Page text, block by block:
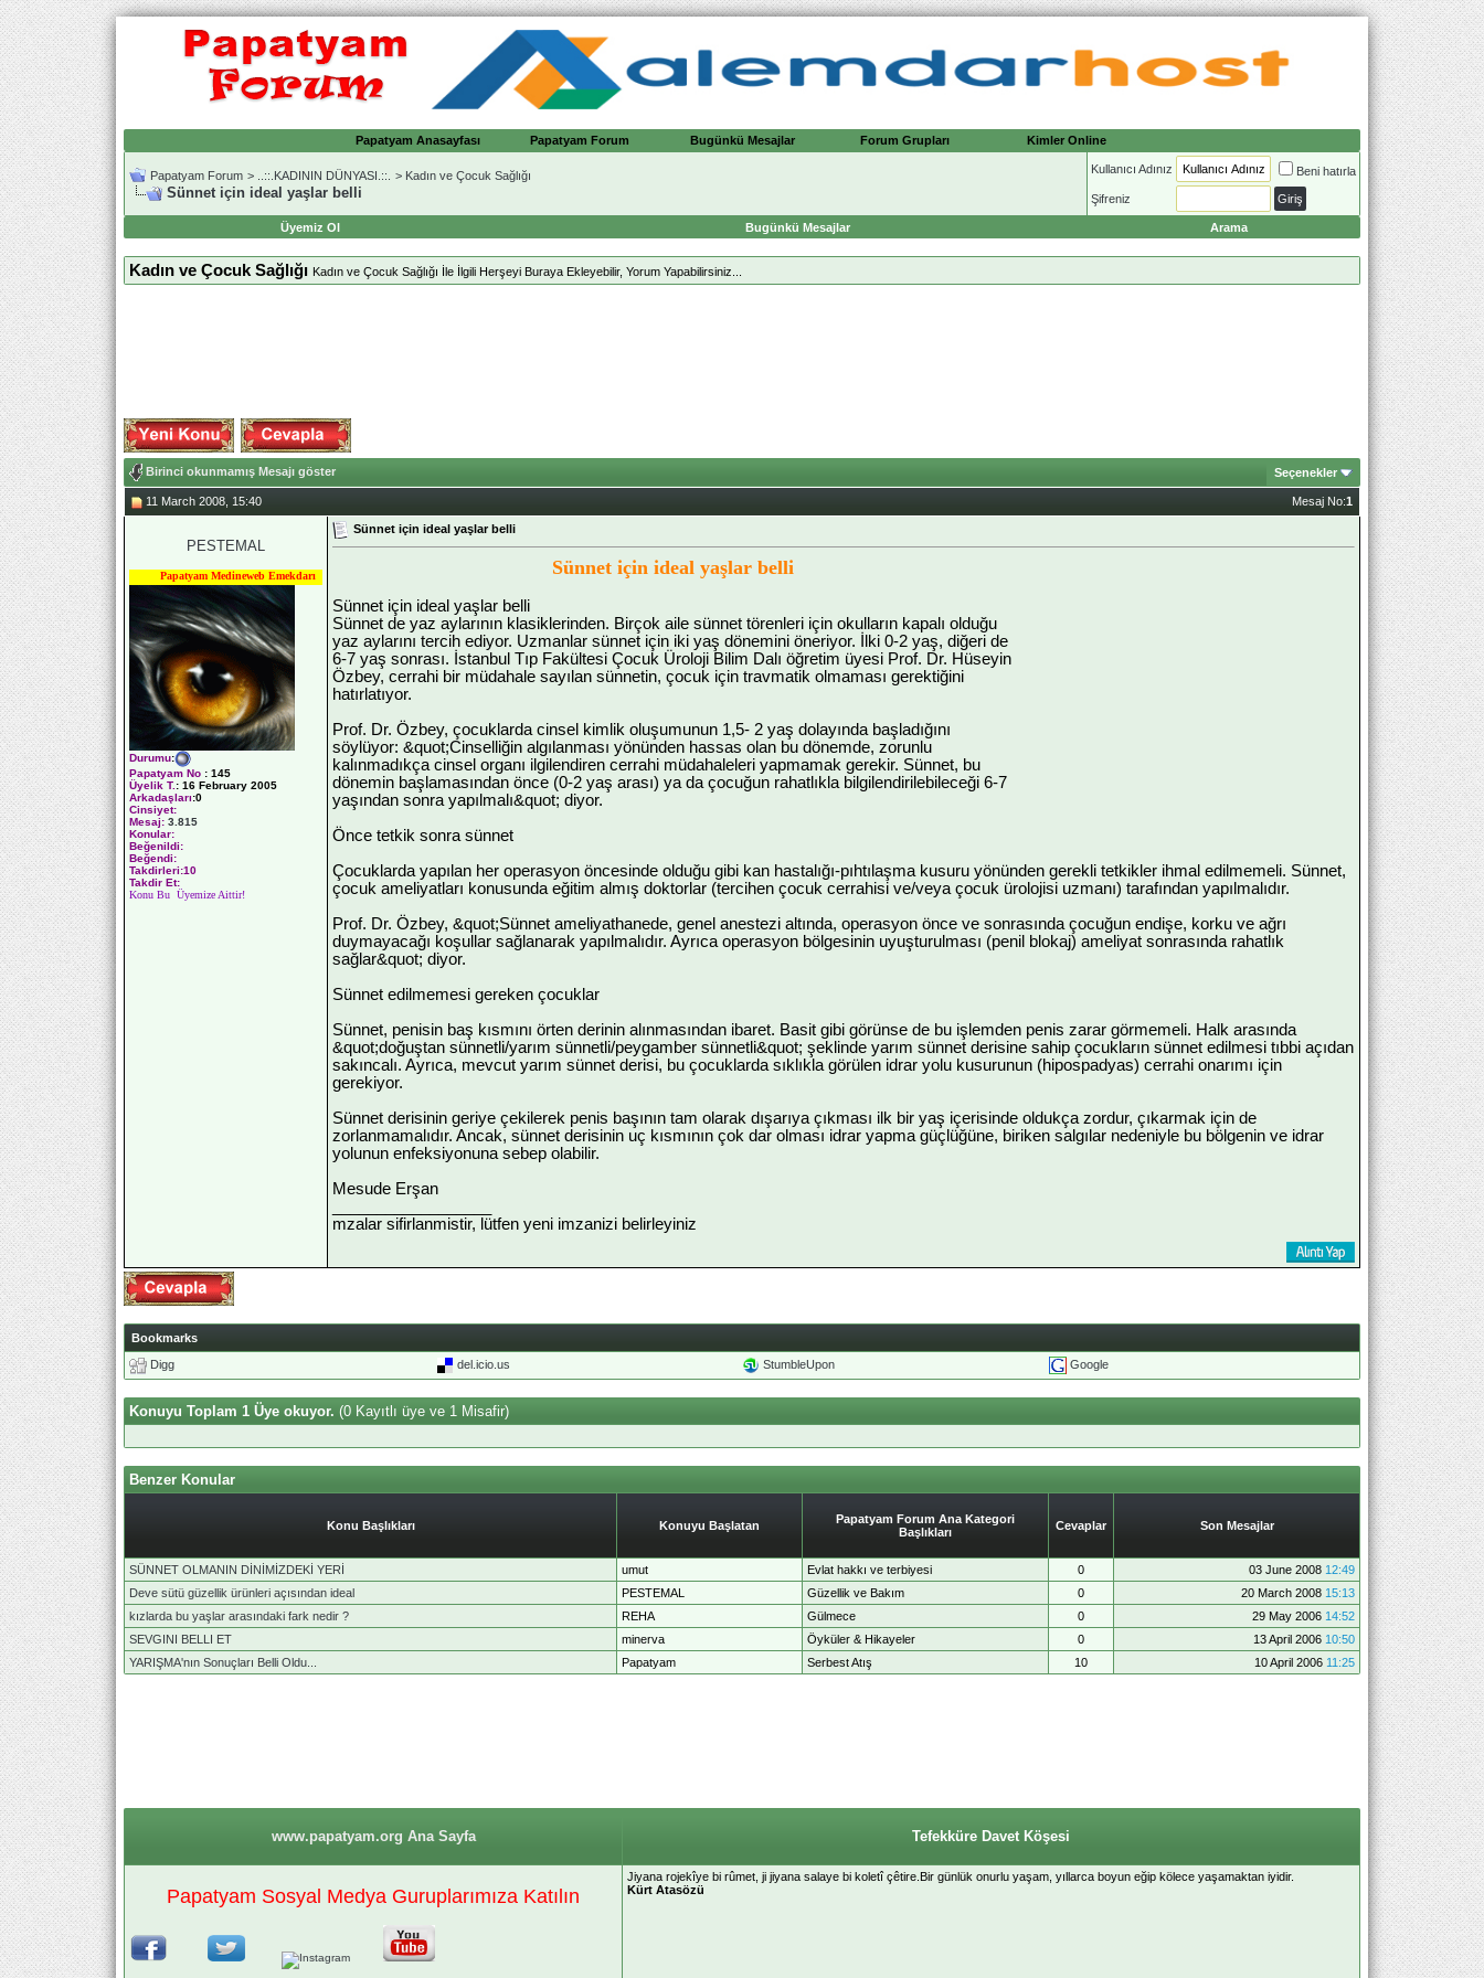
Papatyam Anasayfası Papatyam Forum Bugünkü Mesajlar Forum Grupları Kimler Online
Papatyam Forum > ..::.KADININ DÜNYASI.::. > Kadın ve Çocuk Sağlığı
Sünnet için ideal yaşlar belli
Kullanıcı Adınız Beni hatırla
Şifreniz
Üyemiz Ol Bugünkü Mesajlar Arama
Kadın ve Çocuk Sağlığı Kadın ve Çocuk Sağlığı İle İlgili Herşeyi Buraya Ekleyebilir, Yorum Yapabilirsiniz...
Birinci okunmamış Mesajı göster Seçenekler
11 March 2008, 15:40 Mesaj No:1
PESTEMAL
Papatyam Medineweb Emekdarı
Durumu:
Papatyam No : 145
Üyelik T.: 16 February 2005
Arkadaşları:0
Cinsiyet:
Mesaj: 3.815
Konular:
Beğenildi:
Beğendi:
Takdirleri:10
Takdir Et:
Konu Bu Üyemize Aittir!
Sünnet için ideal yaşlar belli
Sünnet için ideal yaşlar belli
Sünnet için ideal yaşlar belli
Sünnet de yaz aylarının klasiklerinden. Birçok aile sünnet törenleri için okulların kapalı olduğu
yaz aylarını tercih ediyor. Uzmanlar sünnet için iki yaş dönemini öneriyor. İlki 0-2 yaş, diğeri de
6-7 yaş sonrası. İstanbul Tıp Fakültesi Çocuk Üroloji Bilim Dalı öğretim üyesi Prof. Dr. Hüseyin
Özbey, cerrahi bir müdahale sayılan sünnetin, çocuk için travmatik olmaması gerektiğini
hatırlatıyor.
Prof. Dr. Özbey, çocuklarda cinsel kimlik oluşumunun 1,5- 2 yaş dolayında başladığını
söylüyor: &quot;Cinselliğin algılanması yönünden hassas olan bu dönemde, zorunlu
kalınmadıkça cinsel organı ilgilendiren cerrahi müdahaleleri yapmamak gerekir. Sünnet, bu
dönemin başlamasından önce (0-2 yaş arası) ya da çocuğun rahatlıkla bilgilendirilebileceği 6-7
yaşından sonra yapılmalı&quot; diyor.
Önce tetkik sonra sünnet
Çocuklarda yapılan her operasyon öncesinde olduğu gibi kan hastalığı-pıhtılaşma kusuru yönünden gerekli tetkikler ihmal edilmemeli. Sünnet,
çocuk ameliyatları konusunda eğitim almış doktorlar (tercihen çocuk cerrahisi ve/veya çocuk ürolojisi uzmanı) tarafından yapılmalıdır.
Prof. Dr. Özbey, &quot;Sünnet ameliyathanede, genel anestezi altında, operasyon önce ve sonrasında çocuğun endişe, korku ve ağrı
duymayacağı koşullar sağlanarak yapılmalıdır. Ayrıca operasyon bölgesinin uyuşturulması (penil blokaj) ameliyat sonrasında rahatlık
sağlar&quot; diyor.
Sünnet edilmemesi gereken çocuklar
Sünnet, penisin baş kısmını örten derinin alınmasından ibaret. Basit gibi görünse de bu işlemden penis zarar görmemeli. Halk arasında
&quot;doğuştan sünnetli/yarım sünnetli/peygamber sünnetli&quot; şeklinde yarım sünnet derisine sahip çocukların sünnet edilmesi tıbbi açıdan
sakıncalı. Ayrıca, mevcut yarım sünnet derisi, bu çocuklarda sıklıkla görülen idrar yolu kusurunun (hipospadyas) cerrahi onarımı için
gerekiyor.
Sünnet derisinin geriye çekilerek penis başının tam olarak dışarıya çıkması ilk bir yaş içerisinde oldukça zordur, çıkarmak için de
zorlanmamalıdır. Ancak, sünnet derisinin uç kısmının çok dar olması idrar yapma güçlüğüne, biriken salgılar nedeniyle bu bölgenin ve idrar
yolunun enfeksiyonuna sebep olabilir.
Mesude Erşan
mzalar sifirlanmistir, lütfen yeni imzanizi belirleyiniz
Bookmarks
Digg
del.icio.us StumbleUpon Google
Konuyu Toplam 1 Üye okuyor. (0 Kayıtlı üye ve 1 Misafir)
Benzer Konular
Konu Başlıkları Konuyu Başlatan
Papatyam Forum Ana Kategori
Başlıkları
Cevaplar Son Mesajlar
SÜNNET OLMANIN DİNİMİZDEKİ YERİ umut Evlat hakkı ve terbiyesi 0 03 June 2008 12:49
Deve sütü güzellik ürünleri açısından ideal
PESTEMAL Güzellik ve Bakım 0 20 March 2008 15:13
kızlarda bu yaşlar arasındaki fark nedir ?
REHA Gülmece 0 29 May 2006 14:52
SEVGINI BELLI ET
minerva Öyküler & Hikayeler 0 13 April 2006 10:50
YARIŞMA'nın Sonuçları Belli Oldu...
Papatyam Serbest Atış 10 10 April 2006 11:25
www.papatyam.org Ana Sayfa Tefekküre Davet Köşesi
Papatyam Sosyal Medya Guruplarımıza Katılın
‎Jiyana rojekîye bi rûmet, ji jiyana salaye bi koletî çêtire.Bir günlük onurlu yaşam, yıllarca boyun eğip kölece yaşamaktan iyidir.
Kürt Atasözü